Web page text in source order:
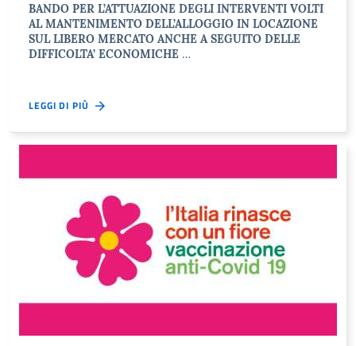
BANDO PER L’ATTUAZIONE DEGLI INTERVENTI VOLTI
AL MANTENIMENTO DELL’ALLOGGIO IN LOCAZIONE
SUL LIBERO MERCATO ANCHE A SEGUITO DELLE
DIFFICOLTA’ ECONOMICHE …
LEGGI DI PIÙ